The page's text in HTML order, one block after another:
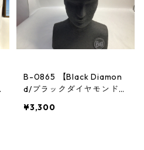
B-0865 【Black Diamon
d/ブラックダイヤモンド】
¥3,300